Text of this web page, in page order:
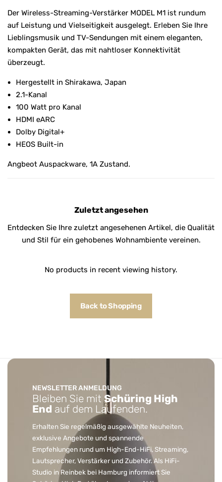
Der Wireless-Streaming-Verstärker MODEL M1 ist rundum
auf Leistung und Vielseitigkeit ausgelegt. Erleben Sie Ihre
Lieblingsmusik und TV-Sendungen mit einem eleganten,
kompakten Gerät, das mit nahtloser Konnektivität
überzeugt.
Hergestellt in Shirakawa, Japan
2.1-Kanal
100 Watt pro Kanal
HDMI eARC
Dolby Digital+
HEOS Built-in
Angbeot Auspackware, 1A Zustand.
Zuletzt angesehen
Entdecken Sie Ihre zuletzt angesehenen Artikel, die Qualität
und Stil für ein gehobenes Wohnambiente vereinen.
No products in recent viewing history.
Back to Shopping
NEWSLETTER ANMELDUNG
Bleiben Sie mitSchüring High
End auf dem Laufenden.
Erhalten Sie regelmäßig ausgewählte Neuheiten,
exklusive Angebote und spannende
Empfehlungen rund um High-End-HiFi, Streaming,
Lautsprecher, Verstärker und Zubehör. Als HiFi-
Studio in Reinbek bei Hamburg informiert Sie